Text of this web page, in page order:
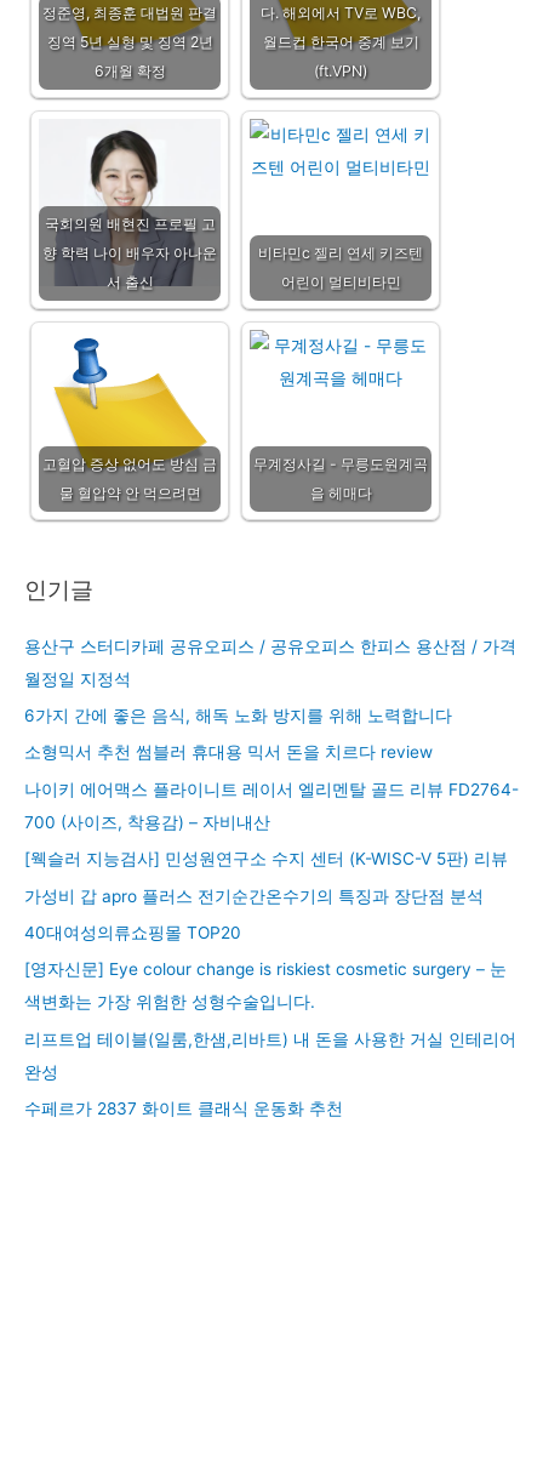
정준영, 최종훈 대법원 판결
징역 5년 실형 및 징역 2년
6개월 확정
다. 해외에서 TV로 WBC,
월드컵 한국어 중계 보기
(ft.VPN)
국회의원 배현진 프로필 고
향 학력 나이 배우자 아나운
서 출신
비타민c 젤리 연세 키즈텐
어린이 멀티비타민
고혈압 증상 없어도 방심 금
물 혈압약 안 먹으려면
무계정사길 - 무릉도원계곡
을 헤매다
인기글
용산구 스터디카페 공유오피스 / 공유오피스 한피스 용산점 / 가격
월정일 지정석
6가지 간에 좋은 음식, 해독 노화 방지를 위해 노력합니다
소형믹서 추천 썸블러 휴대용 믹서 돈을 치르다 review
나이키 에어맥스 플라이니트 레이서 엘리멘탈 골드 리뷰 FD2764-
700 (사이즈, 착용감) – 자비내산
[웩슬러 지능검사] 민성원연구소 수지 센터 (K-WISC-V 5판) 리뷰
가성비 갑 apro 플러스 전기순간온수기의 특징과 장단점 분석
40대여성의류쇼핑몰 TOP20
[영자신문] Eye colour change is riskiest cosmetic surgery – 눈
색변화는 가장 위험한 성형수술입니다.
리프트업 테이블(일룸,한샘,리바트) 내 돈을 사용한 거실 인테리어
완성
수페르가 2837 화이트 클래식 운동화 추천